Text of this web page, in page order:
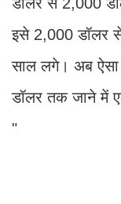
इसे 2,000 डॉलर
साल लगे। अब
डॉलर तक जाने में
"